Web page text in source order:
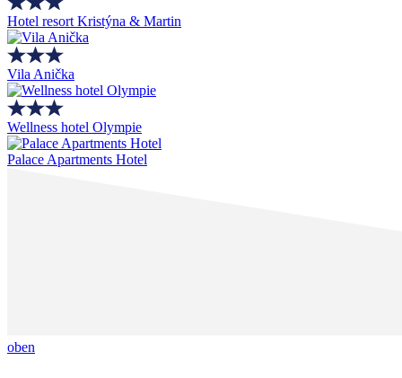
Hotel resort Kristýna & Martin
Vila Anička
Wellness hotel Olympie
Palace Apartments Hotel
oben